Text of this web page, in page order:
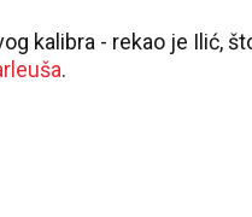
kalibra - rekao je Ilić,
.